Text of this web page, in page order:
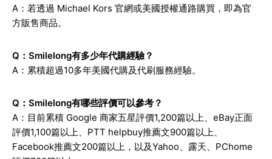
A：若透過 Michael Kors 官網或美國授權通路購買，即為官
方販售商品。
Q：Smilelong有多少年代購經驗？
A：累積超過10多年美國代購及代刷服務經驗。
Q：Smilelong有哪些評價可以參考？
A：目前累積 Google 商家五星評價1,200篇以上、eBay正面
評價1,100篇以上、PTT helpbuy推薦文900篇以上、
Facebook推薦文200篇以上，以及Yahoo、露天、PChome